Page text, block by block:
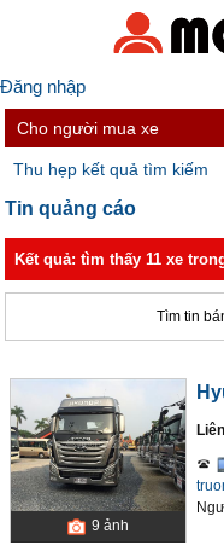
Đăng nhập
Cho người mua xe
Thu hẹp kết quả tìm kiếm
Tin quảng cáo
Kết quả: tìm thấy 11 xe
Tìm tin
9 ảnh